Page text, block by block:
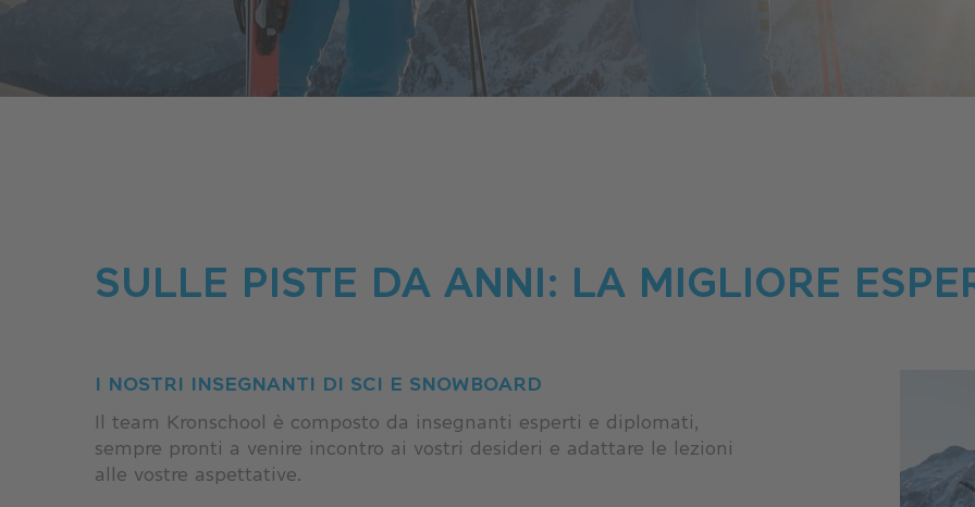
SULLE PISTE DA ANNI: LA MIGLIORE
I NOSTRI INSEGNANTI DI SCI E SNOWBOARD
Il team Kronschool è composto da insegnanti esperti e diplomati,
sempre pronti a venire incontro ai vostri desideri e adattare le lezioni
alle vostre aspettative.